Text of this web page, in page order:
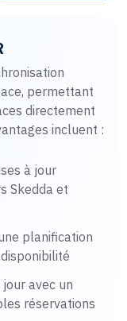
permettant
directement
incluent :
à jour
Skedda et
planification
avec un
réservations